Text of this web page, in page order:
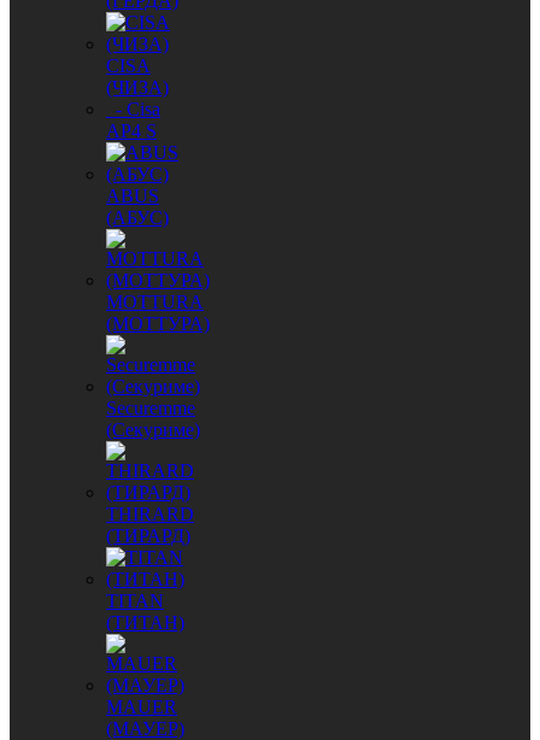
CISA
(ЧИЗА)
- Cisa
AP4 S
ABUS
(АБУС)
MОTTURA
(МОТТУРА)
Securemme
(Секуриме)
THIRARD
(ТИРАРД)
TITAN
(ТИТАН)
MAUER
(МАУЕР)